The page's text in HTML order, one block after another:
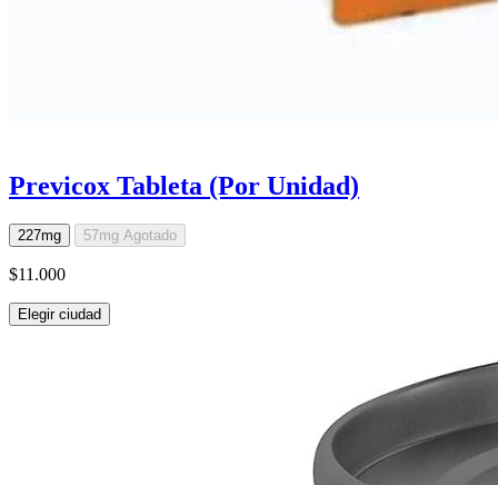
Previcox Tableta (Por Unidad)
227mg 57mg Agotado
$11.000
Elegir ciudad